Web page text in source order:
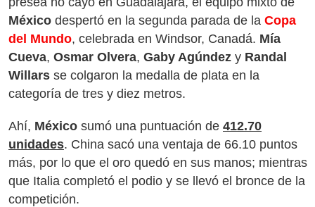
México despertó en la segunda parada de la Copa
del Mundo, celebrada en Windsor, Canadá. Mía
Cueva, Osmar Olvera, Gaby Agúndez y Randal
Willars se colgaron la medalla de plata en la
categoría de tres y diez metros.
Ahí, México sumó una puntuación de 412.70
unidades. China sacó una ventaja de 66.10 puntos
más, por lo que el oro quedó en sus manos; mientras
que Italia completó el podio y se llevó el bronce de la
competición.